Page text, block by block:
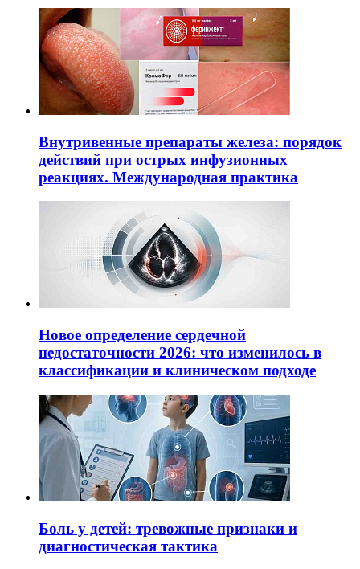
Внутривенные препараты железа: порядок
действий при острых инфузионных
реакциях. Международная практика
Новое определение сердечной
недостаточности 2026: что изменилось в
классификации и клиническом подходе
Боль у детей: тревожные признаки и
диагностическая тактика